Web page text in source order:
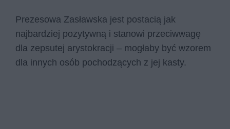
Prezesowa Zasławska jest postacią jak
najbardziej pozytywną i stanowi przeciwwagę
dla zepsutej arystokracji – mogłaby być wzorem
dla innych osób pochodzących z jej kasty.